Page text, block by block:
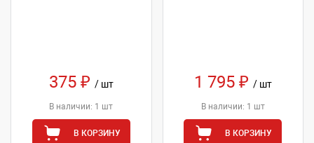
375 ₽ / шт
В наличии: 1 шт
В КОРЗИНУ
1 795 ₽ / шт
В наличии: 1 шт
В КОРЗИНУ